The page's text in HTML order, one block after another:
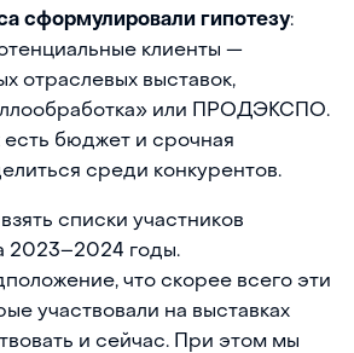
сформулировали гипотезу:
клиенты —
отраслевых выставок,
или ПРОДЭКСПО.
бюджет и срочная
среди конкурентов.
списки участников
2023–2024 годы.
что скорее всего эти
участвовали на выставках
и сейчас. При этом мы